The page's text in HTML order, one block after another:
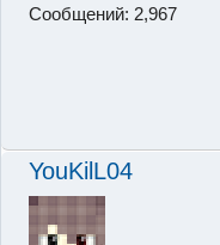
Сообщений: 2,967
YouKilL04